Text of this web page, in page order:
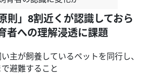
則」8割近くが認識しておら
者への理解浸透に課題
主が飼養しているペットを同行し、
避難すること